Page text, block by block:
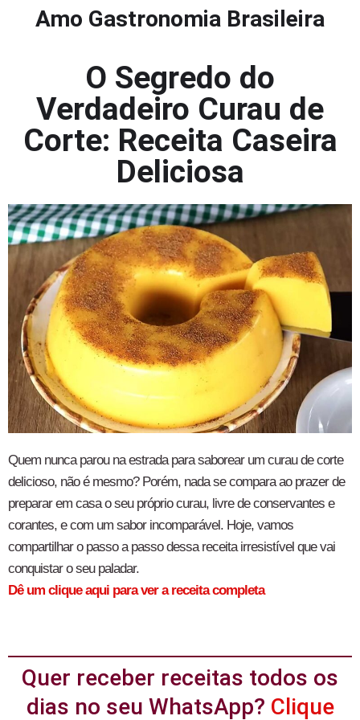
Amo Gastronomia Brasileira
O Segredo do
Verdadeiro Curau de
Corte: Receita Caseira
Deliciosa
Quem nunca parou na estrada para saborear um curau de corte
delicioso, não é mesmo? Porém, nada se compara ao prazer de
preparar em casa o seu próprio curau, livre de conservantes e
corantes, e com um sabor incomparável. Hoje, vamos
compartilhar o passo a passo dessa receita irresistível que vai
conquistar o seu paladar.
Dê um clique aqui para ver a receita completa
Quer receber receitas todos os
dias no seu WhatsApp? Clique